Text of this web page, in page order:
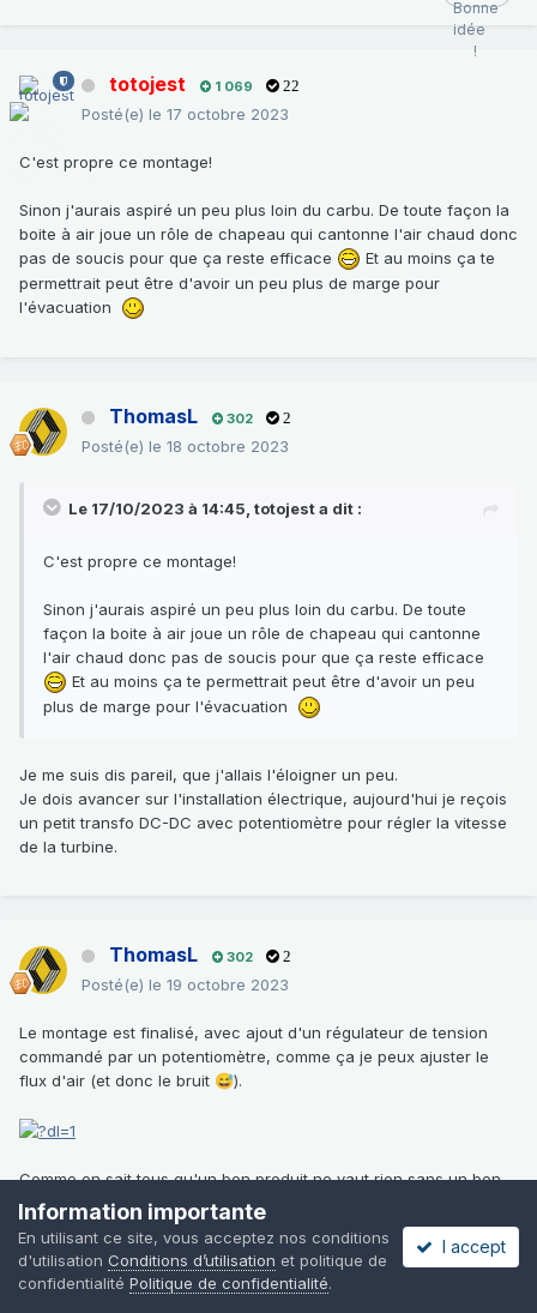
totojest 1 069 22
Posté(e) le 17 octobre 2023
C'est propre ce montage!
Sinon j'aurais aspiré un peu plus loin du carbu. De toute façon la
boite à air joue un rôle de chapeau qui cantonne l'air chaud donc
pas de soucis pour que ça reste efficace
Et au moins ça te
permettrait peut être d'avoir un peu plus de marge pour
l'évacuation
ThomasL 302 2
Posté(e) le 18 octobre 2023
Le 17/10/2023 à 14:45, totojesta dit :
C'est propre ce montage!
Sinon j'aurais aspiré un peu plus loin du carbu. De toute
façon la boite à air joue un rôle de chapeau qui cantonne
l'air chaud donc pas de soucis pour que ça reste efficace
Et au moins ça te permettrait peut être d'avoir un peu
plus de marge pour l'évacuation
Je me suis dis pareil, que j'allais l'éloigner un peu.
Je dois avancer sur l'installation électrique, aujourd'hui je reçois
un petit transfo DC-DC avec potentiomètre pour régler la vitesse
de la turbine.
ThomasL 302 2
Posté(e) le 19 octobre 2023
Le montage est finalisé, avec ajout d'un régulateur de tension
commandé par un potentiomètre, comme ça je peux ajuster le
flux d'air (et donc le bruit 😅).
Comme on sait tous qu'un bon produit ne vaut rien sans un bon
packaging qui sent bon le marketing, une attention toute
particulière a été portée à la présentation visuelle de l'objet:
Information importante
En utilisant ce site, vous acceptez nos conditions
d'utilisation Conditions d’utilisation et politique de
confidentialité Politique de confidentialité.
I accept